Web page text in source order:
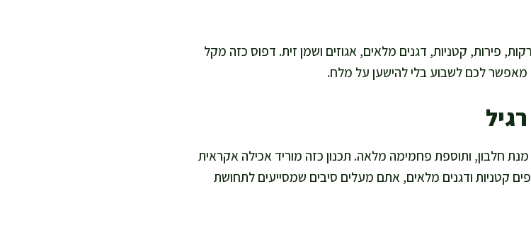
פירות, קטניות, דגנים מלאים, אגוזים ושמן זית. דפוס כזה מקל
מאפשר לכם לשבוע בלי להישען על מלח.
חלבון, ותוספת פחמימה מלאה. תכנון כזה מוריד אכילה אקראית
קטניות ודגנים מלאים, אתם מעלים סיבים שמסייעים לתחושת